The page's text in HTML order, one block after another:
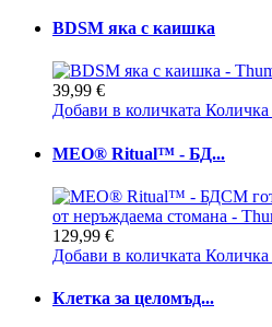
BDSM яка с каишка
39,99 €
Добави в количката Количка
MEO® Ritual™ - БД...
129,99 €
Добави в количката Количка
Клетка за целомъд...